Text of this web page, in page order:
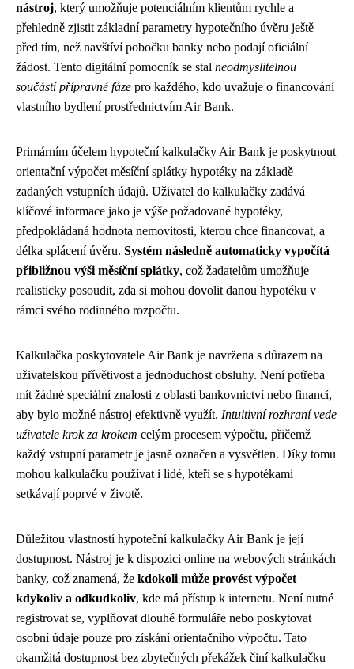
nástroj, který umožňuje potenciálním klientům rychle a
přehledně zjistit základní parametry hypotečního úvěru ještě
před tím, než navštíví pobočku banky nebo podají oficiální
žádost. Tento digitální pomocník se stal neodmyslitelnou
součástí přípravné fáze pro každého, kdo uvažuje o financování
vlastního bydlení prostřednictvím Air Bank.
Primárním účelem hypoteční kalkulačky Air Bank je poskytnout
orientační výpočet měsíční splátky hypotéky na základě
zadaných vstupních údajů. Uživatel do kalkulačky zadává
klíčové informace jako je výše požadované hypotéky,
předpokládaná hodnota nemovitosti, kterou chce financovat, a
délka splácení úvěru. Systém následně automaticky vypočítá
přibližnou výši měsíční splátky, což žadatelům umožňuje
realisticky posoudit, zda si mohou dovolit danou hypotéku v
rámci svého rodinného rozpočtu.
Kalkulačka poskytovatele Air Bank je navržena s důrazem na
uživatelskou přívětivost a jednoduchost obsluhy. Není potřeba
mít žádné speciální znalosti z oblasti bankovnictví nebo financí,
aby bylo možné nástroj efektivně využít. Intuitivní rozhraní vede
uživatele krok za krokem celým procesem výpočtu, přičemž
každý vstupní parametr je jasně označen a vysvětlen. Díky tomu
mohou kalkulačku používat i lidé, kteří se s hypotékami
setkávají poprvé v životě.
Důležitou vlastností hypoteční kalkulačky Air Bank je její
dostupnost. Nástroj je k dispozici online na webových stránkách
banky, což znamená, že kdokoli může provést výpočet
kdykoliv a odkudkoliv, kde má přístup k internetu. Není nutné
registrovat se, vyplňovat dlouhé formuláře nebo poskytovat
osobní údaje pouze pro získání orientačního výpočtu. Tato
okamžitá dostupnost bez zbytečných překážek činí kalkulačku